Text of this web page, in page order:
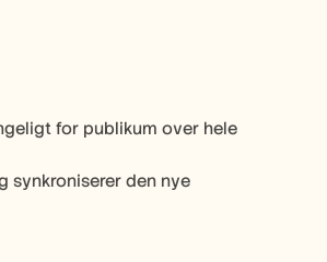
for publikum over hele
den nye